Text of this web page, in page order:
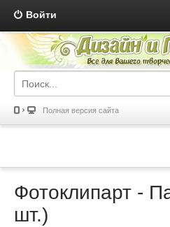
Войти
Полная версия сайта
Фотоклипарт -
шт.)